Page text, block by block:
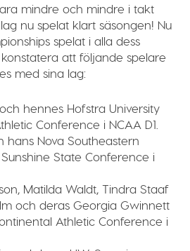
mindre och mindre i takt
nu spelat klart säsongen! Nu
spelat i alla dess
att följande spelare
med sina lag:
och hennes Hofstra University
Conference i NCAA D1
hans Nova Southeastern
Sunshine State Conference i
, Matilda Waldt,Tindra Staaf
och derasGeorgia Gwinnett
Athletic Conference i